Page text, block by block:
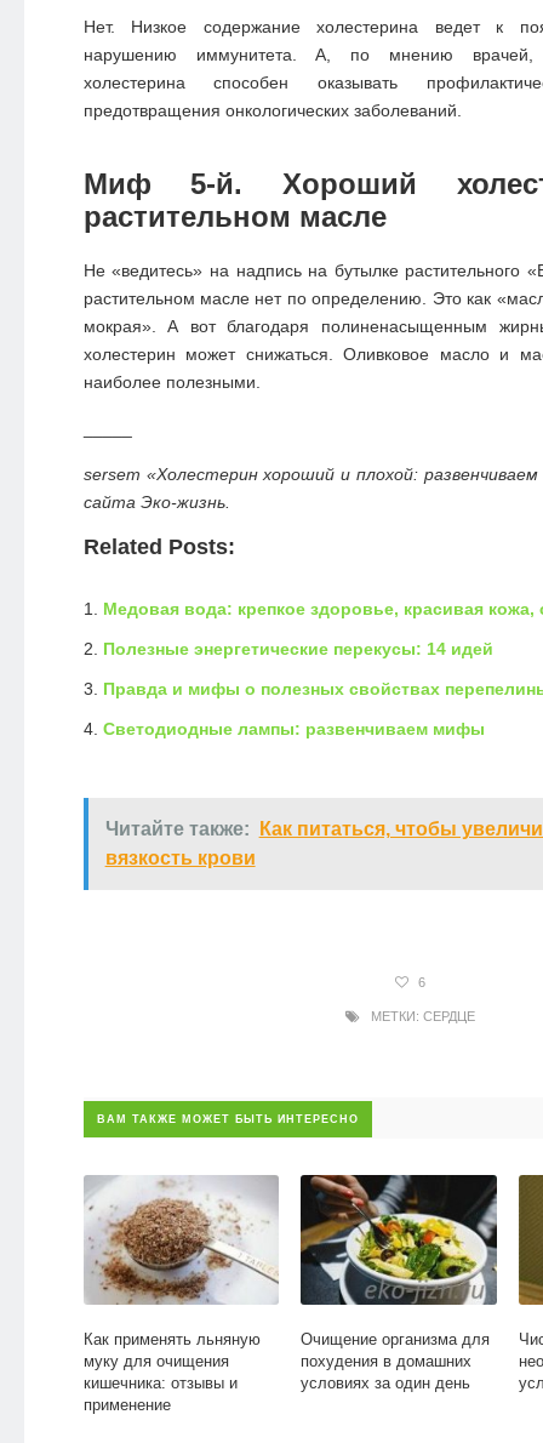
Нет. Низкое содержание холестерина ведет к
нарушению иммунитета. А, по мнению врачей,
холестерина способен оказывать
предотвращения онкологических заболеваний.
Миф 5-й. Хороший
растительном масле
Не «ведитесь» на надпись на бутылке растительного
растительном масле нет по определению. Это как
мокрая». А вот благодаря полиненасыщенным
холестерин может снижаться. Оливковое масло и
наиболее полезными.
sersem «Холестерин хороший и плохой:
сайта Эко-жизнь.
Related Posts:
Медовая вода: крепкое здоровье, красивая кожа,
Полезные энергетические перекусы: 14 идей
Правда и мифы о полезных свойствах
Светодиодные лампы: развенчиваем мифы
Читайте также:
Как питаться, чтобы
вязкость крови
6
МЕТКИ: СЕРДЦЕ
ВАМ ТАКЖЕ МОЖЕТ БЫТЬ ИНТЕРЕСНО
Как применять льняную
муку для очищения
кишечника: отзывы и
применение
Очищение организма для
похудения в домашних
условиях за один день